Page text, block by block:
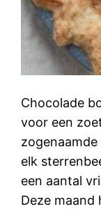
Chocolade
voor een
elk
een aantal
Deze maand